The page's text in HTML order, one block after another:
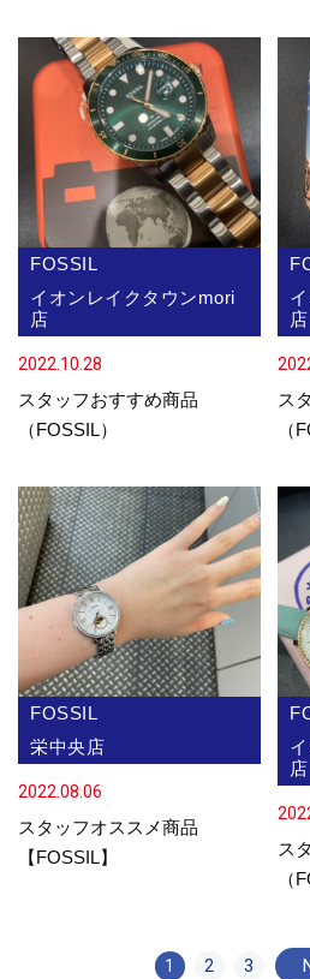
FOSSIL
イオンレイクタウンmori
店
2022.10.28
スタッフおすすめ商品
（FOSSIL）
店
ス
（
FOSSIL
栄中央店
2022.08.06
スタッフオススメ商品
【FOSSIL】
店
ス
（
1 2 3